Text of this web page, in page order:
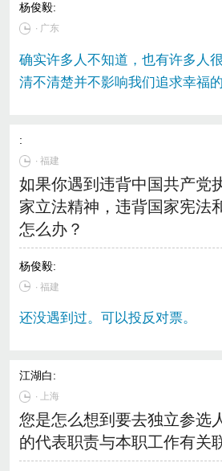
杨俊毅:
∙ 广东
确实许多人不知道，也有许多人
清不清楚并不影响我们追求幸福的
:
∙福建
如果你遇到违背中国共产党
家立法精神，违背国家宪法
怎么办？
杨俊毅:
∙ 福建
还没遇到过。可以投反对票。
江湖白:
∙ 上海
您是怎么想到要去独立参选
的代表职责与本职工作有关